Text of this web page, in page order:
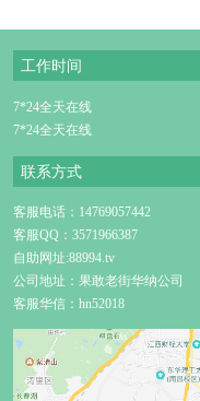
工作时间
7*24全天在线
7*24全天在线
联系方式
客服电话：14769057442
客服QQ：3571966387
自助网址:88994.tv
公司地址：果敢老街华纳公司
客服华信：hn52018